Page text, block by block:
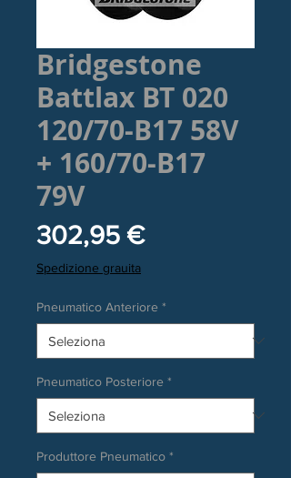
Bridgestone
Battlax BT 020
120/70-B17 58V
+ 160/70-B17
79V
302,95 €Prezzo
Spedizione grauita
Pneumatico Anteriore *
Pneumatico Posteriore *
Produttore Pneumatico *